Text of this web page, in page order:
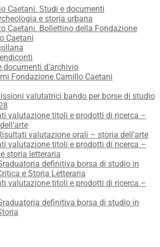
Caetani. Studi e documenti
e storia urbana
Caetani. Bollettino della Fondazione
Caetani
documenti d’archivio
Fondazione Camillo Caetani
valutatrici bando per borse di studio
valutazione titoli e prodotti di ricerca –
valutazione orali – storia dell’arte
valutazione titoli e prodotti di ricerca –
storia letteraria
definitiva borsa di studio in
e Storia Letteraria
valutazione titoli e prodotti di ricerca –
definitiva borsa di studio in